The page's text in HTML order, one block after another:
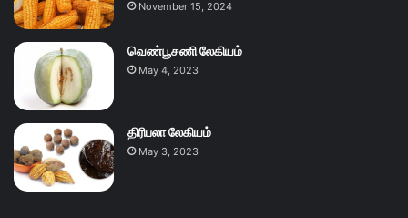
November 15, 2024
வெண்பூசணி லேகியம்
May 4, 2023
திரிபலா லேகியம்
May 3, 2023